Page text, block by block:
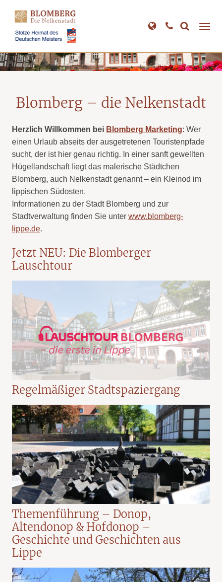
Inhalt
Blomberg – die Nelkenstadt
Herzlich Willkommen bei Blomberg Marketing: Wer
einen Urlaub abseits der ausgetretenen Touristenpfade
sucht, der ist hier genau richtig. In einer sanft gewellten
Hügellandschaft liegt das malerische Städtchen
Blomberg, auch Nelkenstadt genannt – ein Kleinod im
lippischen Südosten.
Informationen zu der Stadt Blomberg und zur
Stadtverwaltung finden Sie unter www.blomberg-
lippe.de.
Jetzt NEU: Die Blomberger
Lauschtour
Regelmäßiger Stadtspaziergang
Themenführung – Donop,
Altendonop & Hofdonop –
Geschichte und Geschichten aus
Lippe